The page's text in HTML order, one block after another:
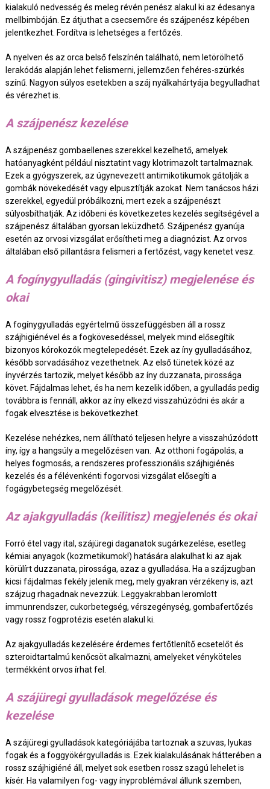
kialakuló nedvesség és meleg révén penész alakul ki az édesanya
mellbimbóján. Ez átjuthat a csecsemőre és szájpenész képében
jelentkezhet. Fordítva is lehetséges a fertőzés.
A nyelven és az orca belső felszínén található, nem letörölhető
lerakódás alapján lehet felismerni, jellemzően fehéres-szürkés
színű. Nagyon súlyos esetekben a száj nyálkahártyája begyulladhat
és vérezhet is.
A szájpenész kezelése
A szájpenész gombaellenes szerekkel kezelhető, amelyek
hatóanyagként például nisztatint vagy klotrimazolt tartalmaznak.
Ezek a gyógyszerek, az úgynevezett antimikotikumok gátolják a
gombák növekedését vagy elpusztítják azokat. Nem tanácsos házi
szerekkel, egyedül próbálkozni, mert ezek a szájpenészt
súlyosbíthatják. Az időbeni és következetes kezelés segítségével a
szájpenész általában gyorsan leküzdhető. Szájpenész gyanúja
esetén az orvosi vizsgálat erősítheti meg a diagnózist. Az orvos
általában első pillantásra felismeri a fertőzést, vagy kenetet vesz.
A fogínygyulladás (gingivitisz) megjelenése és
okai
A fogínygyulladás egyértelmű összefüggésben áll a rossz
szájhigiénével és a fogkövesedéssel, melyek mind elősegítik
bizonyos kórokozók megtelepedését. Ezek az íny gyulladásához,
később sorvadásához vezethetnek. Az első tünetek közé az
ínyvérzés tartozik, melyet később az íny duzzanata, pirossága
követ. Fájdalmas lehet, és ha nem kezelik időben, a gyulladás pedig
továbbra is fennáll, akkor az íny elkezd visszahúzódni és akár a
fogak elvesztése is bekövetkezhet.
Kezelése nehézkes, nem állítható teljesen helyre a visszahúzódott
íny, így a hangsúly a megelőzésen van. Az otthoni fogápolás, a
helyes fogmosás, a rendszeres professzionális szájhigiénés
kezelés és a félévenkénti fogorvosi vizsgálat elősegíti a
fogágybetegség megelőzését.
Az ajakgyulladás (keilitisz) megjelenés és okai
Forró étel vagy ital, szájüregi daganatok sugárkezelése, esetleg
kémiai anyagok (kozmetikumok!) hatására alakulhat ki az ajak
körülírt duzzanata, pirossága, azaz a gyulladása. Ha a szájzugban
kicsi fájdalmas fekély jelenik meg, mely gyakran vérzékeny is, azt
szájzug rhagadnak nevezzük. Leggyakrabban leromlott
immunrendszer, cukorbetegség, vérszegénység, gombafertőzés
vagy rossz fogprotézis esetén alakul ki.
Az ajakgyulladás kezelésére érdemes fertőtlenítő ecsetelőt és
szteroidtartalmú kenőcsöt alkalmazni, amelyeket vényköteles
termékként orvos írhat fel.
A szájüregi gyulladások megelőzése és
kezelése
A szájüregi gyulladások kategóriájába tartoznak a szuvas, lyukas
fogak és a foggyökérgyulladás is. Ezek kialakulásának hátterében a
rossz szájhigiéné áll, melyet sok esetben rossz szagú lehelet is
kísér. Ha valamilyen fog- vagy ínyproblémával állunk szemben,